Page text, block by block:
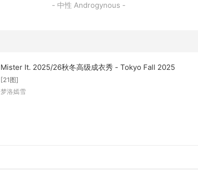
- 中性 Androgynous -
Mister It. 2025/26秋冬高级成衣秀 - Tokyo Fall 2025
[21图]
梦洛嫣雪